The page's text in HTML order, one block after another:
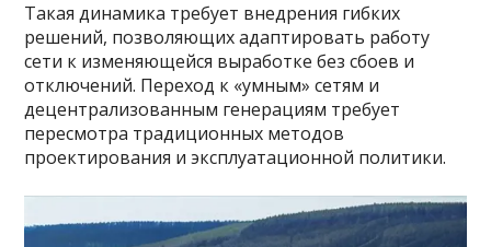
Такая динамика требует внедрения гибких
решений, позволяющих адаптировать работу
сети к изменяющейся выработке без сбоев и
отключений. Переход к «умным» сетям и
децентрализованным генерациям требует
пересмотра традиционных методов
проектирования и эксплуатационной политики.